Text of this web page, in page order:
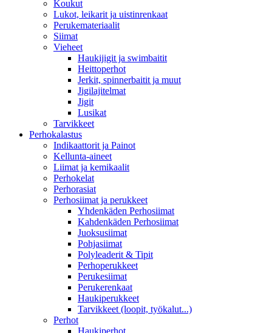
Koukut
Lukot, leikarit ja uistinrenkaat
Perukemateriaalit
Siimat
Vieheet
Haukijigit ja swimbaitit
Heittoperhot
Jerkit, spinnerbaitit ja muut
Jigilajitelmat
Jigit
Lusikat
Tarvikkeet
Perhokalastus
Indikaattorit ja Painot
Kellunta-aineet
Liimat ja kemikaalit
Perhokelat
Perhorasiat
Perhosiimat ja perukkeet
Yhdenkäden Perhosiimat
Kahdenkäden Perhosiimat
Juoksusiimat
Pohjasiimat
Polyleaderit & Tipit
Perhoperukkeet
Perukesiimat
Perukerenkaat
Haukiperukkeet
Tarvikkeet (loopit, työkalut...)
Perhot
Haukiperhot